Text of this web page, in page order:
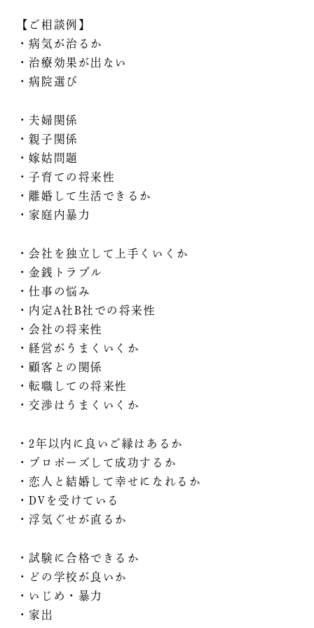
【ご相談例】
・病気が治るか
・治療効果が出ない
・病院選び
・夫婦関係
・親子関係
・嫁姑問題
・子育ての将来性
・離婚して生活できるか
・家庭内暴力
・会社を独立して上手くいくか
・金銭トラブル
・仕事の悩み
・内定A社B社での将来性
・会社の将来性
・経営がうまくいくか
・顧客との関係
・転職しての将来性
・交渉はうまくいくか
・2年以内に良いご縁はあるか
・プロポーズして成功するか
・恋人と結婚して幸せになれるか
・DVを受けている
・浮気ぐせが直るか
・試験に合格できるか
・どの学校が良いか
・いじめ・暴力
・家出